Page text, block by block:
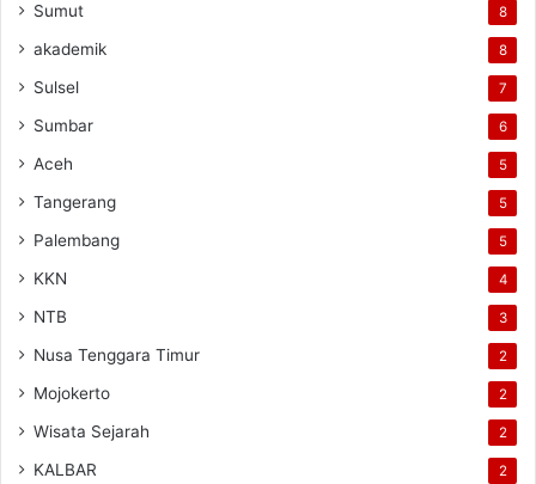
Sumut 8
akademik 8
Sulsel 7
Sumbar 6
Aceh 5
Tangerang 5
Palembang 5
KKN 4
NTB 3
Nusa Tenggara Timur 2
Mojokerto 2
Wisata Sejarah 2
KALBAR 2